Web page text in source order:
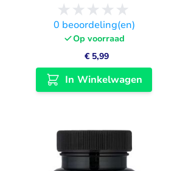
0 beoordeling(en)
Op voorraad
€ 5,99
In Winkelwagen